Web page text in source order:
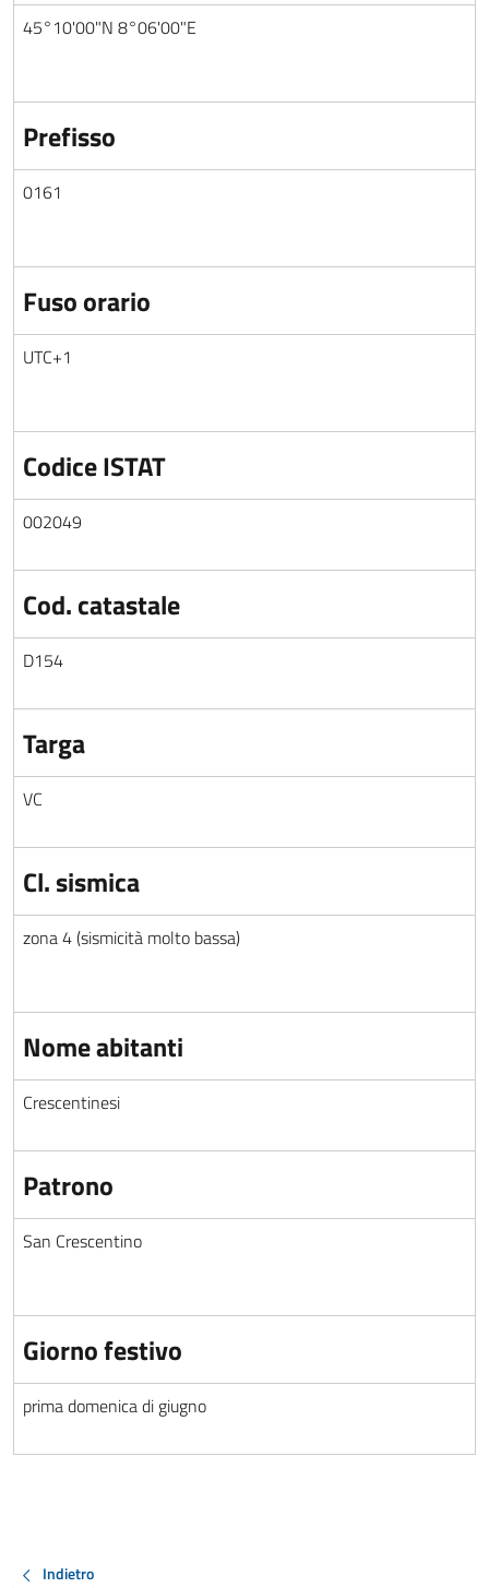
45°10'00"N 8°06'00"E
Prefisso
0161
Fuso orario
UTC+1
Codice ISTAT
002049
Cod. catastale
D154
Targa
VC
Cl. sismica
zona 4 (sismicità molto bassa)
Nome abitanti
Crescentinesi
Patrono
San Crescentino
Giorno festivo
prima domenica di giugno
Indietro